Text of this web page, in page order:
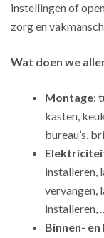
instellingen of
zorg en
Wat doen we
Montage:
kasten,
bureau’s,
installeren,
vervangen,
installeren,
Binnen-